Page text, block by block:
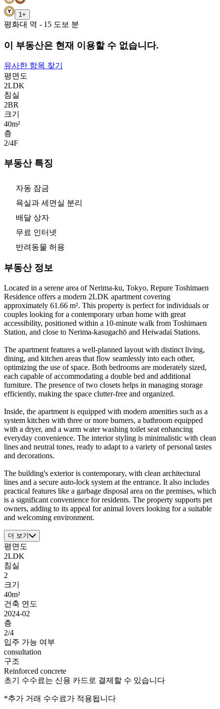
1 +
평화대 역 - 15 도보 분
이 부동산은 현재 이용할 수 없습니다.
유사한 항목 찾기
평면도
2LDK
침실
2BR
크기
40m²
층
2/4F
부동산 특징
자동 잠금
욕실과 세면실 분리
배달 상자
무료 인터넷
반려동물 허용
부동산 정보
Located in a serene area of Nerima-ku, Tokyo, Repure Toshimaen
Residence offers a modern 2LDK apartment covering
approximately 61.66 m². This property is perfect for individuals or
couples looking for a contemporary urban home with great
accessibility, positioned within a 10-minute walk from Toshimaen
Station, and close to Nerima-kasugachō and Heiwadai Stations.
The apartment features a well-planned layout with distinct living,
dining, and kitchen areas that flow seamlessly into each other,
optimizing the use of space. Both bedrooms are moderately sized,
each capable of accommodating a double bed and additional
furniture. The presence of two closets helps in managing storage
efficiently, making the space clutter-free and organized.
Inside, the apartment is equipped with modern amenities such as a
system kitchen with three or more burners, a bathroom equipped
with a dryer, and a warm water washing toilet seat enhancing
everyday convenience. The interior styling is minimalistic with clean
lines and neutral tones, ready to adapt to a variety of personal tastes
and decorations.
The building's exterior is contemporary, with clean architectural
lines and a secure auto-lock system at the entrance. It also includes
practical features like a garbage disposal area on the premises, which
is a significant convenience for residents. The property supports pet
owners, adding to its appeal for animal lovers looking for a suitable
and welcoming environment.
더 보기
평면도
2LDK
침실
2
크기
40m²
건축 연도
2024-02
층
2/4
입주 가능 여부
consultation
구조
Reinforced concrete
초기 수수료는 신용 카드로 결제할 수 있습니다
*추가 거래 수수료가 적용됩니다